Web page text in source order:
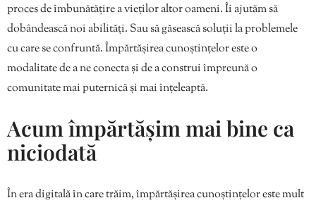
proces de îmbunătățire a vieților altor oameni. Îi ajutăm să
dobândească noi abilități. Sau să găsească soluții la problemele
cu care se confruntă. Împărtășirea cunoștințelor este o
modalitate de a ne conecta și de a construi împreună o
comunitate mai puternică și mai înțeleaptă.
Acum împărtășim mai bine ca
niciodată
În era digitală în care trăim, împărtășirea cunoștințelor este mult